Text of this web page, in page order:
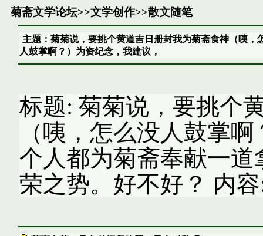
菊斋文学论坛>>文学创作>>散文随笔
主题：菊菊说，要挑个黄道吉日册封我为菊斋食神（咦，
人鼓掌啊？）为资纪念，我建议，
标题: 菊菊说，要挑个
（咦，怎么没人鼓掌
个人都为菊斋奉献一
荣之势。好不好？ 内